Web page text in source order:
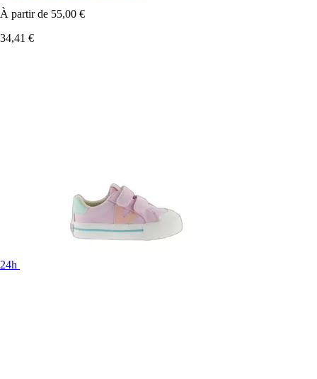
À partir de 55,00 €
34,41 €
24h